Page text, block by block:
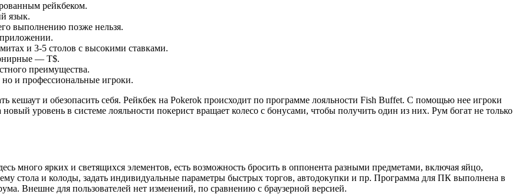
рейкбеком.
язык.
выполнению позже нельзя.
и 3-5 столов с высокими ставками.
— T$.
преимущества.
и профессиональные игроки.
кешаут и обезопасить себя. Рейкбек на Pokerok происходит по программе лояльности Fish Buffet. С помощью нее игроки
уровень в системе лояльности покерист вращает колесо с бонусами, чтобы получить один из них. Рум богат не только
много ярких и светящихся элементов, есть возможность бросить в оппонента разными предметами, включая яйцо,
стола и колоды, задать индивидуальные параметры быстрых торгов, автодокупки и пр. Программа для ПК выполнена в
Внешне для пользователей нет изменений, по сравнению с браузерной версией.